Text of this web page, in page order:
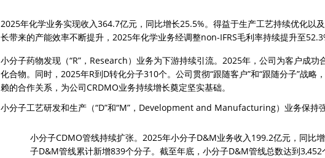
2025年化学业务实现收入364.7亿元，同比增长25.5%。得益于生产工艺持续优化以
长带来的产能效率不断提升，2025年化学业务经调整non-IFRS毛利率持续提升至
小分子药物发现（“R”，Research）业务为下游持续引流。2025年，公司为客户成功
化合物。同时，2025年R到D转化分子310个。公司贯彻“跟随客户”和“跟随分子”战略
赖的合作关系，为公司CRDMO业务持续增长奠定坚实基础。
小分子工艺研发和生产（“D”和“M”，Development and Manufacturing）业务保持强
小分子CDMO管线持续扩张。2025年小分子D&M业务收入199.2亿元，同比
子D&M管线累计新增839个分子。截至年底，小分子D&M管线总数达到